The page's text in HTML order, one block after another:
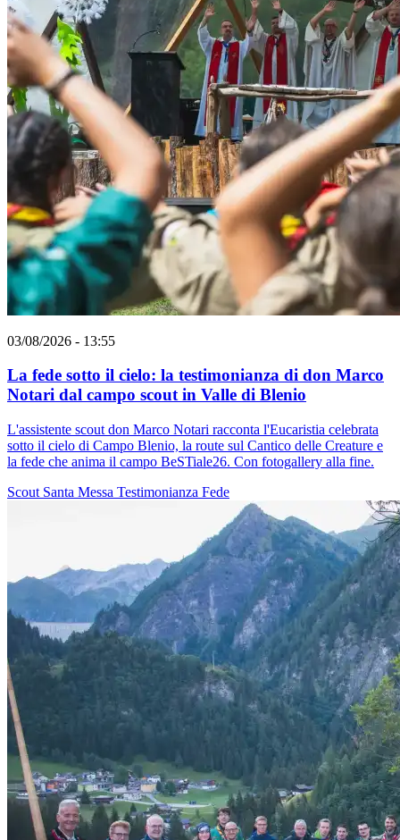
03/08/2026 - 13:55
La fede sotto il cielo: la testimonianza di don Marco
Notari dal campo scout in Valle di Blenio
L'assistente scout don Marco Notari racconta l'Eucaristia celebrata
sotto il cielo di Campo Blenio, la route sul Cantico delle Creature e
la fede che anima il campo BeSTiale26. Con fotogallery alla fine.
Scout Santa Messa Testimonianza Fede